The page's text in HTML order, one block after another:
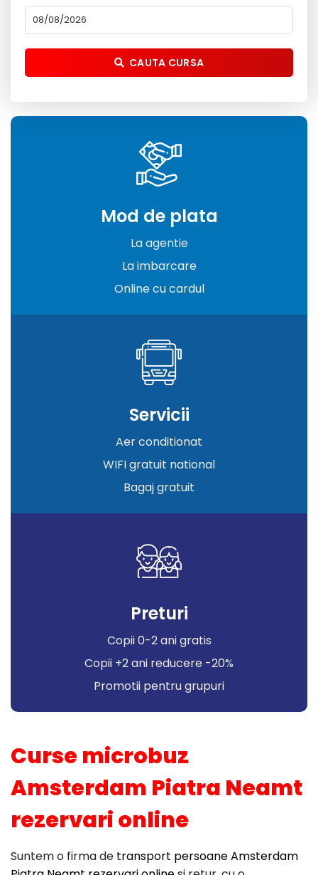
CAUTA CURSA
Mod de plata
La agentie
La imbarcare
Online cu cardul
Servicii
Aer conditionat
WIFI gratuit national
Bagaj gratuit
Preturi
Copii 0-2 ani gratis
Copii +2 ani reducere -20%
Promotii pentru grupuri
Curse microbuz
Amsterdam Piatra Neamt
rezervari online
Suntem o firma de transport persoane Amsterdam